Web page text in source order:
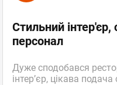
Стильний
персонал
Дуже сподобався
інтер’єр, цікава